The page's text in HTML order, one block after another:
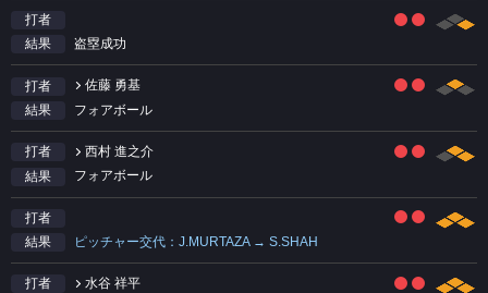
打者
結果
盗塁成功
打者
佐藤 勇基
結果
フォアボール
打者
西村 進之介
結果
フォアボール
打者
結果
ピッチャー交代：J.MURTAZA → S.SHAH
打者
水谷 祥平